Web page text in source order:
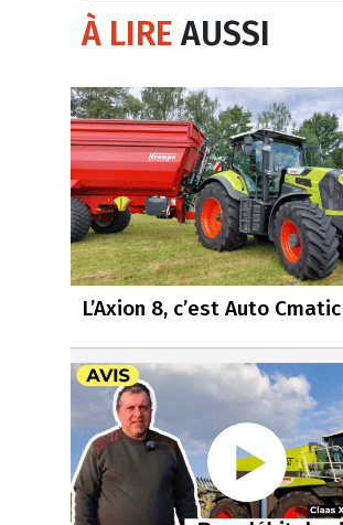
À LIREAUSSI
L’Axion 8, c’est Auto Cmatic